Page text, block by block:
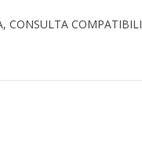
CONSULTA